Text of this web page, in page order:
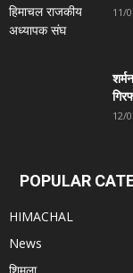
11/
12/
POPULAR
HIMACHAL
News
शिमला